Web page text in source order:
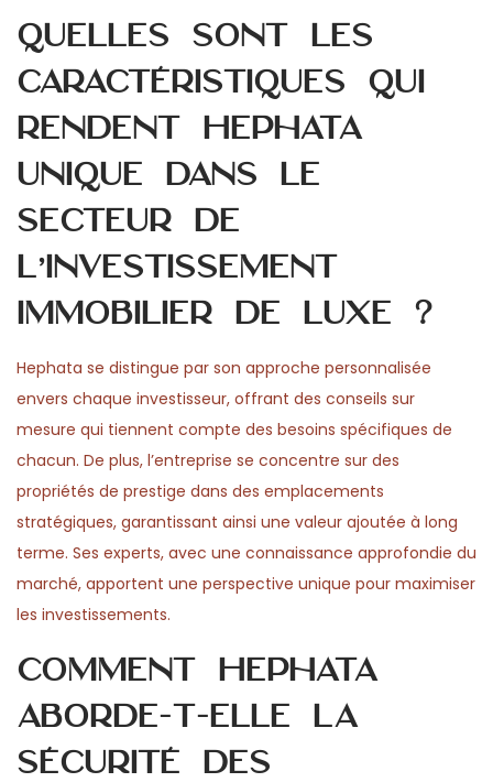
Quelles sont les
caractéristiques qui
rendent Hephata
unique dans le
secteur de
l’investissement
immobilier de luxe ?
Hephata se distingue par son approche personnalisée
envers chaque investisseur, offrant des conseils sur
mesure qui tiennent compte des besoins spécifiques de
chacun. De plus, l’entreprise se concentre sur des
propriétés de prestige dans des emplacements
stratégiques, garantissant ainsi une valeur ajoutée à long
terme. Ses experts, avec une connaissance approfondie du
marché, apportent une perspective unique pour maximiser
les investissements.
Comment Hephata
aborde-t-elle la
sécurité des